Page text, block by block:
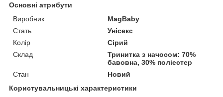
Основні атрибути
Виробник
MagBaby
Стать
Унісекс
Колір
Сірий
Склад
Тринитка з начосом: 70%
бавовна, 30% поліестер
Стан
Новий
Користувальницькі характеристики